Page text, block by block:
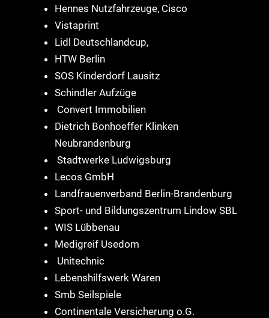
Hennes Nutzfahrzeuge, Cisco
Vistaprint
Lidl Deutschlandcup,
HTW Berlin
SOS Kinderdorf Lausitz
Schindler Aufzüge
Convert Immobilien
Dietrich Bonhoeffer Klinken
Neubrandenburg
Stadtwerke Ludwigsburg
Lecos GmbH
Landfrauenverband Berlin-Brandenburg
Sport- und Bildungszentrum Lindow SBL
WIS Lübbenau
Medigreif Usedom
Unitechnic
Lebenshilfswerk Waren
Smb Seilspiele
Continentale Versicherung o.G.